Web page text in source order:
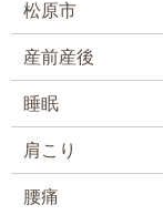
松原市
産前産後
睡眠
肩こり
腰痛